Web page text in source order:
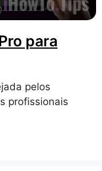
para
pelos
profissionais